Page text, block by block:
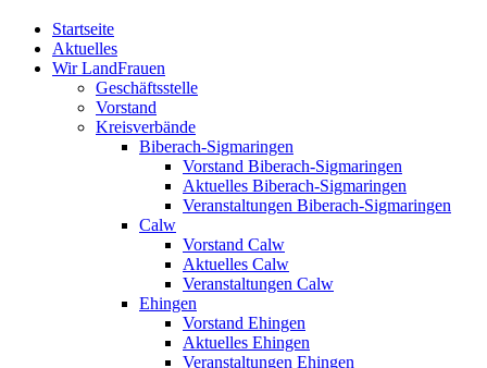
Startseite
Aktuelles
Wir LandFrauen
Geschäftsstelle
Vorstand
Kreisverbände
Biberach-Sigmaringen
Vorstand Biberach-Sigmaringen
Aktuelles Biberach-Sigmaringen
Veranstaltungen Biberach-Sigmaringen
Calw
Vorstand Calw
Aktuelles Calw
Veranstaltungen Calw
Ehingen
Vorstand Ehingen
Aktuelles Ehingen
Veranstaltungen Ehingen